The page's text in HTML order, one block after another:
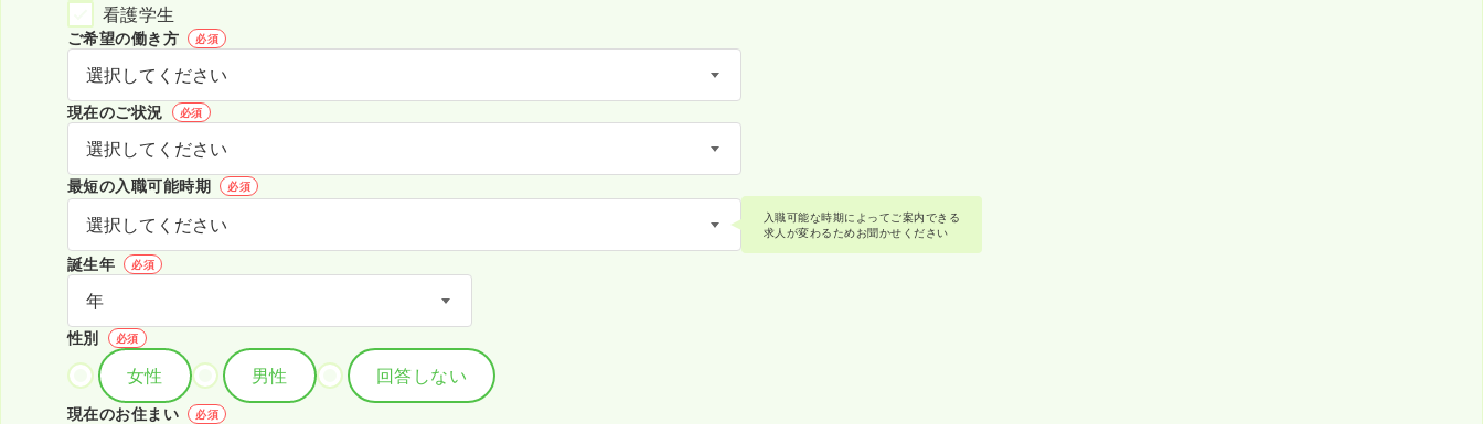
看護学生
ご希望の働き方 必須
現在のご状況 必須
最短の入職可能時期 必須
入職可能な時期によってご案内できる
求人が変わるためお聞かせください
誕生年 必須
性別 必須
女性 男性 回答しない
現在のお住まい 必須